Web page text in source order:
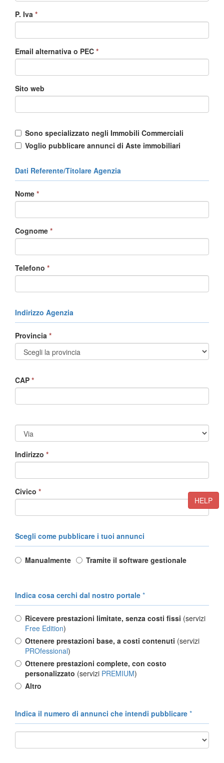
HELP
P. Iva *
Email alternativa o PEC *
Sito web
Sono specializzato negli Immobili Commerciali
Voglio pubblicare annunci di Aste immobiliari
Dati Referente/Titolare Agenzia
Nome *
Cognome *
Telefono *
Indirizzo Agenzia
Provincia *
CAP *
Indirizzo *
Civico *
Scegli come pubblicare i tuoi annunci
Manualmente Tramite il software gestionale
Indica cosa cerchi dal nostro portale *
Ricevere prestazioni limitate, senza costi fissi (servizi
Free Edition)
Ottenere prestazioni base, a costi contenuti (servizi
PROfessional)
Ottenere prestazioni complete, con costo
personalizzato (servizi PREMIUM)
Altro
Indica il numero di annunci che intendi pubblicare *